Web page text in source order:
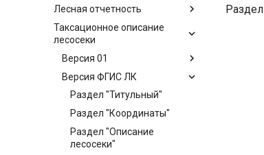
Лесная отчетность
Таксационное описание
лесосеки
Версия 01
Версия ФГИС ЛК
Раздел "Титульный"
Раздел "Координаты"
Раздел "Описание
лесосеки"
Раздел